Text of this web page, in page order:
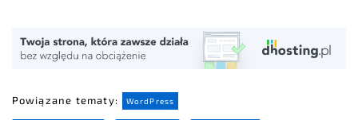
Powiązane tematy: WordPress